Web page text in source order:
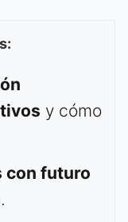
y cómo
con futuro